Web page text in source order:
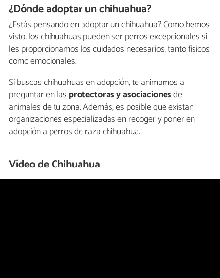
¿Dónde adoptar un chihuahua?
¿Estás pensando en adoptar un chihuahua? Como hemos
visto, los chihuahuas pueden ser perros excepcionales si
les proporcionamos los cuidados necesarios, tanto físicos
como emocionales.
Si buscas chihuahuas en adopción, te animamos a
preguntar en las protectoras y asociacionesde
animales de tu zona. Además, es posible que existan
organizaciones especializadas en recoger y poner en
adopción a perros de raza chihuahua.
Vídeo de Chihuahua